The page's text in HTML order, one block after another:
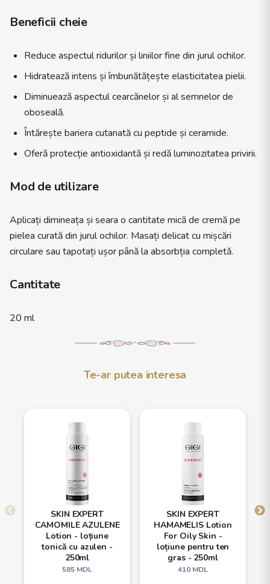
Beneficii cheie
Reduce aspectul ridurilor și liniilor fine din jurul ochilor.
Hidratează intens și îmbunătățește elasticitatea pielii.
Diminuează aspectul cearcănelor și al semnelor de
oboseală.
Întărește bariera cutanată cu peptide și ceramide.
Oferă protecție antioxidantă și redă luminozitatea privirii.
Mod de utilizare
Aplicați dimineața și seara o cantitate mică de cremă pe
pielea curată din jurul ochilor. Masați delicat cu mișcări
circulare sau tapotați ușor până la absorbția completă.
Cantitate
20 ml
Te-ar putea interesa
SKIN EXPERT
CAMOMILE AZULENE
Lotion - loțiune
tonică cu azulen -
250ml
585 MDL
SKIN EXPERT
HAMAMELIS Lotion
For Oily Skin -
loțiune pentru ten
gras - 250ml
410 MDL